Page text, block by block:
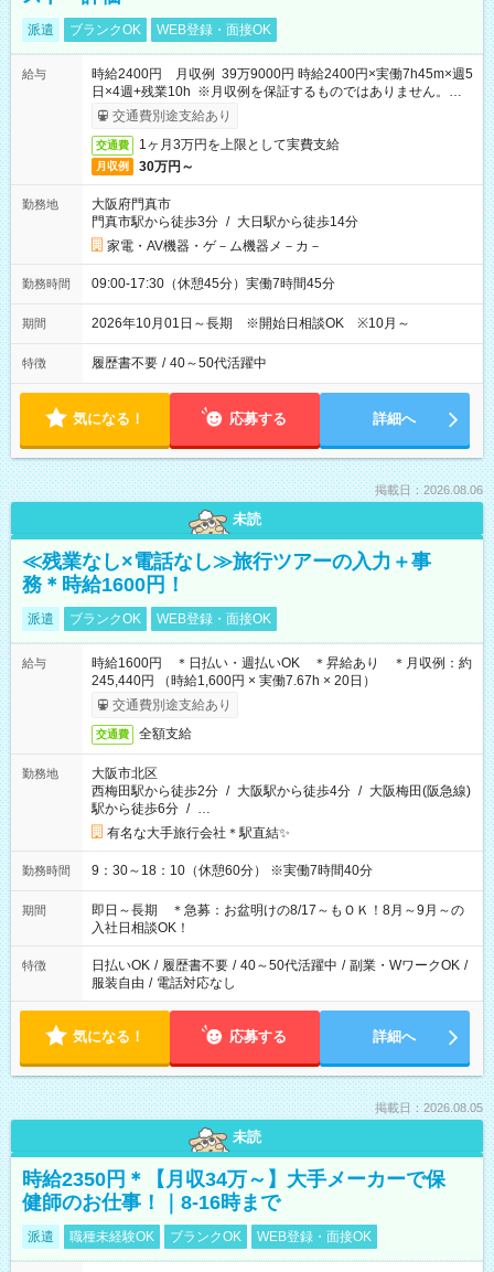
派遣 ブランクOK WEB登録・面接OK
給与
時給2400円 月収例 39万9000円 時給2400円×実働7h45m×週5
日×4週+残業10h ※月収例を保証するものではありません。※給
与即受取りサービス利用可（利用条件有）
交通費別途支給あり
交通費 1ヶ月3万円を上限として実費支給
月収例 30万円～
勤務地
大阪府門真市
門真市駅から徒歩3分 / 大日駅から徒歩14分
家電・AV機器・ゲ－ム機器メ－カ－
勤務時間 09:00-17:30（休憩45分）実働7時間45分
期間 2026年10月01日～長期 ※開始日相談OK ※10月～
特徴 履歴書不要 / 40～50代活躍中
気になる！ 応募する 詳細へ
掲載日：2026.08.06
未読
≪残業なし×電話なし≫旅行ツアーの入力＋事
務＊時給1600円！
派遣 ブランクOK WEB登録・面接OK
給与
時給1600円 ＊日払い・週払いOK ＊昇給あり ＊月収例：約
245,440円 （時給1,600円 × 実働7.67h × 20日）
交通費別途支給あり
交通費 全額支給
勤務地
大阪市北区
西梅田駅から徒歩2分 / 大阪駅から徒歩4分 / 大阪梅田(阪急線)
駅から徒歩6分 / …
有名な大手旅行会社＊駅直結✨
勤務時間 9：30～18：10（休憩60分） ※実働7時間40分
期間
即日～長期 ＊急募：お盆明けの8/17～もＯＫ！8月～9月～の
入社日相談OK！
特徴 日払いOK / 履歴書不要 / 40～50代活躍中 / 副業・WワークOK /
服装自由 / 電話対応なし
気になる！ 応募する 詳細へ
掲載日：2026.08.05
未読
時給2350円＊【月収34万～】大手メーカーで保
健師のお仕事！｜8-16時まで
派遣 職種未経験OK ブランクOK WEB登録・面接OK